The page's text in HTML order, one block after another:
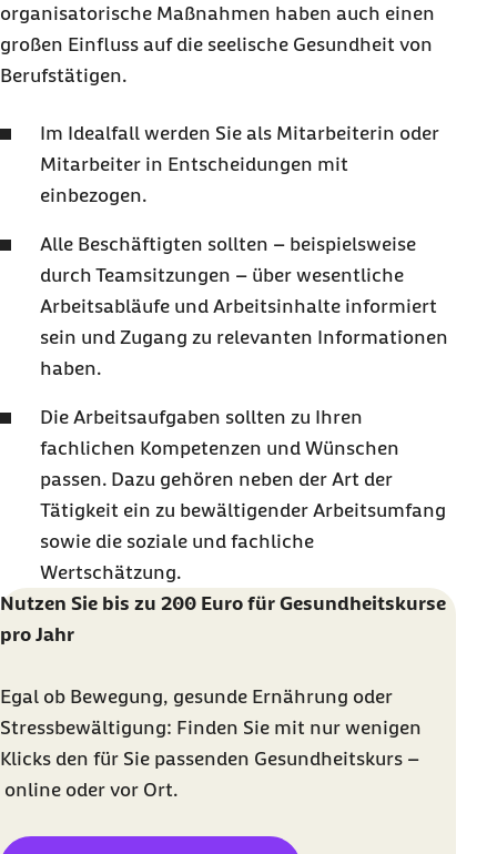
organisatorische Maßnahmen haben auch einen
großen Einfluss auf die seelische Gesundheit von
Berufstätigen.
Im Idealfall werden Sie als Mitarbeiterin oder
Mitarbeiter in Entscheidungen mit
einbezogen.
Alle Beschäftigten sollten – beispielsweise
durch Teamsitzungen – über wesentliche
Arbeitsabläufe und Arbeitsinhalte informiert
sein und Zugang zu relevanten Informationen
haben.
Die Arbeitsaufgaben sollten zu Ihren
fachlichen Kompetenzen und Wünschen
passen. Dazu gehören neben der Art der
Tätigkeit ein zu bewältigender Arbeitsumfang
sowie die soziale und fachliche
Wertschätzung.
Nutzen Sie bis zu 200 Euro für Gesundheitskurse
pro Jahr
Egal ob Bewegung, gesunde Ernährung oder
Stressbewältigung: Finden Sie mit nur wenigen
Klicks den für Sie passenden Gesundheitskurs –
online oder vor Ort.